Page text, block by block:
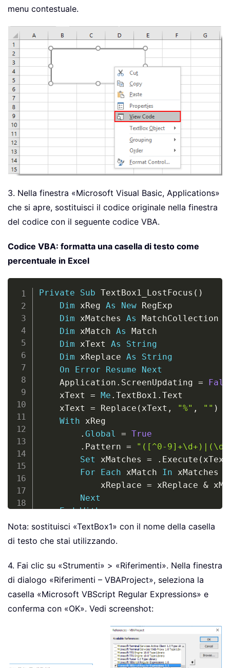
menu contestuale.
3. Nella finestra «Microsoft Visual Basic, Applications»
che si apre, sostituisci il codice originale nella finestra
del codice con il seguente codice VBA.
Codice VBA: formatta una casella di testo come
percentuale in Excel
Private Sub TextBox1_LostFocus ( )
Dim xReg As New RegExp
Dim xMatches As MatchCollection
Dim xMatch As Match
Dim xText As
String
Dim xReplace As
String
On
Error Resume
Next
    Application
. ScreenUpdating =
    xText
= Me . TextBox1 . Text
    xText
= Replace ( xText , "%" , "" )
With xReg
. Global = True
. Pattern =
"([^0-
Set xMatches = . Execute ( xText
For
Each xMatch In xMatches
            xReplace
= xReplace &
Next
End With
    xText
= xReplace & Mid(xText, Len
Me. TextBox1
End Sub
Copy
Nota: sostituisci «TextBox1» con il nome della casella
di testo che stai utilizzando.
4. Fai clic su «Strumenti» > «Riferimenti». Nella finestra
di dialogo «Riferimenti – VBAProject», seleziona la
casella «Microsoft VBScript Regular Expressions» e
conferma con «OK». Vedi screenshot: